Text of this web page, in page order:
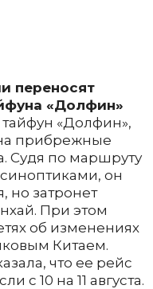
переносят
«Долфин»
«Долфин»,
прибрежные
Судя по маршруту
он
но затронет
При этом
об изменениях
Китаем.
что ее рейс
с 10 на 11 августа.